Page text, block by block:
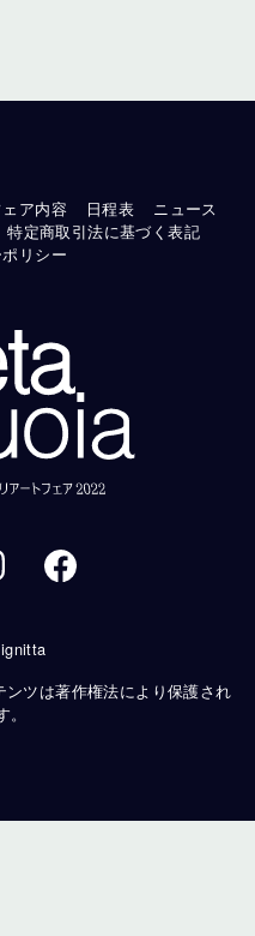
ェア内容 日程表
ニュース
特定商取引法に基づく表記
リシー
ツは著作権法により保護され